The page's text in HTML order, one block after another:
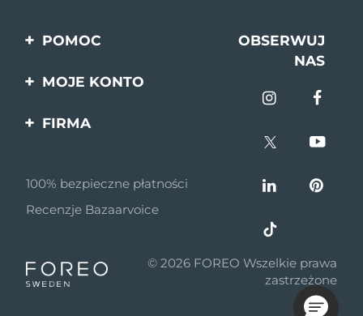
POMOC
Kontakt
OBSERWUJ
NAS
MOJE KONTO
FIRMA
Program partnerski
Wiadomości
MYSA
100% bezpieczne płatności
Recenzje Bazaarvoice
© 2026 FOREO Wszelkie prawa
zastrzeżone